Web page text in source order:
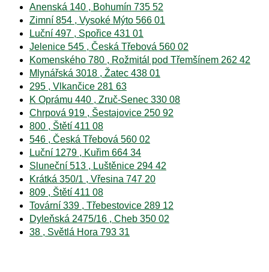
Anenská 140 , Bohumín 735 52
Zimní 854 , Vysoké Mýto 566 01
Luční 497 , Spořice 431 01
Jelenice 545 , Česká Třebová 560 02
Komenského 780 , Rožmitál pod Třemšínem 262 42
Mlynářská 3018 , Žatec 438 01
295 , Vlkančice 281 63
K Oprámu 440 , Zruč-Senec 330 08
Chrpová 919 , Šestajovice 250 92
800 , Štětí 411 08
546 , Česká Třebová 560 02
Luční 1279 , Kuřim 664 34
Sluneční 513 , Luštěnice 294 42
Krátká 350/1 , Vřesina 747 20
809 , Štětí 411 08
Tovární 339 , Třebestovice 289 12
Dyleňská 2475/16 , Cheb 350 02
38 , Světlá Hora 793 31